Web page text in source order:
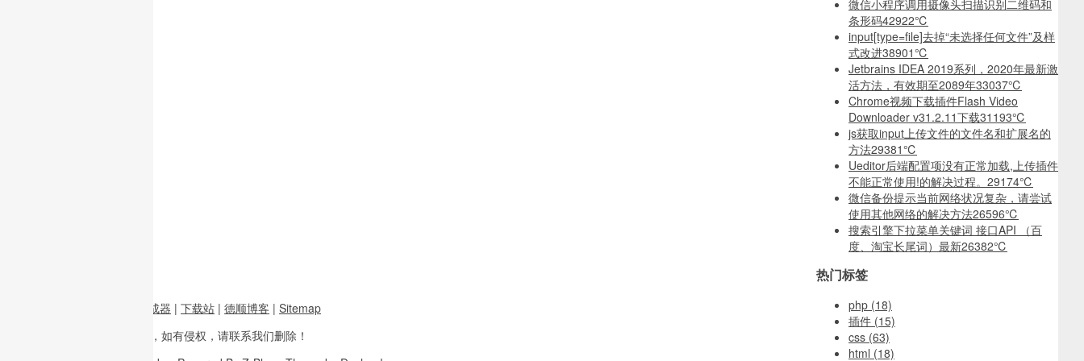
微信小程序调用摄像头扫描识别二维码和
条形码42922℃
input[type=file]去掉“未选择任何文件”及样
式改进38901℃
Jetbrains IDEA 2019系列，2020年最新激
活方法，有效期至2089年33037℃
Chrome视频下载插件Flash Video
Downloader v31.2.11下载31193℃
js获取input上传文件的文件名和扩展名的
方法29381℃
Ueditor后端配置项没有正常加载,上传插件
不能正常使用!的解决过程。 29174℃
微信备份提示当前网络状况复杂，请尝试
使用其他网络的解决方法26596℃
搜索引擎下拉菜单关键词 接口API （百
度、淘宝长尾词）最新26382℃
热门标签
php (18)
插件 (15)
css (63)
html (18)
图片二维码生成器 | 下载站 | 德顺博客 | Sitemap
多整理于互联网， 如有侵权，请联系我们删除！